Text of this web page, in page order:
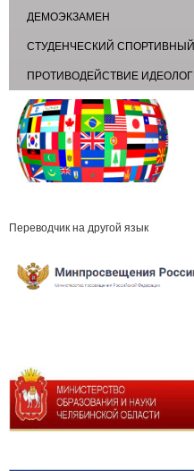
ДЕМОЭКЗАМЕН
СТУДЕНЧЕСКИЙ
ПРОТИВОДЕЙСТВИЕ
Переводчик на другой язык